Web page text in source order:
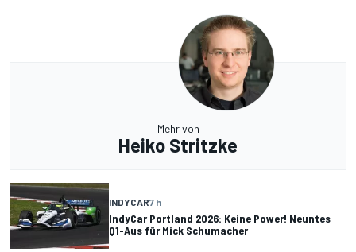
Mehr von
Heiko Stritzke
INDYCAR7 h
IndyCar Portland 2026: Keine Power! Neuntes
Q1-Aus für Mick Schumacher